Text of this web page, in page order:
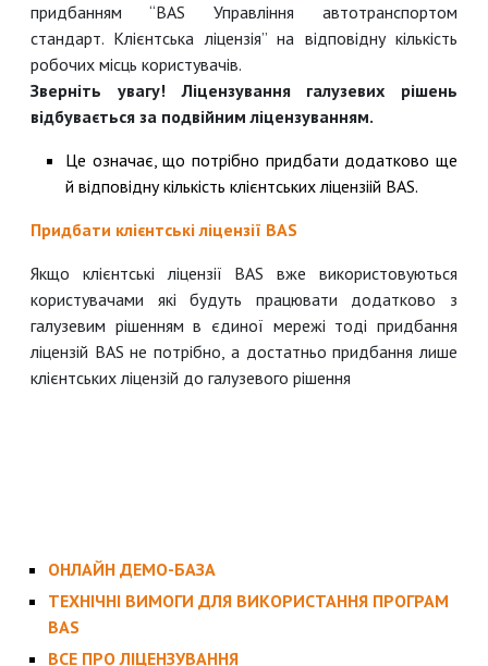
придбанням “BAS Управління автотранспортом
стандарт. Клієнтська ліцензія” на відповідну кількість
робочих місць користувачів.
Зверніть увагу!Ліцензування галузевих рішень
відбувається за подвійним ліцензуванням.
Це означає, що потрібно придбати додатково ще
й відповідну кількість клієнтських ліцензіій BAS.
Придбати клієнтські ліцензії BAS
Якщо клієнтські ліцензії BAS вже використовуються
користувачами які будуть працювати додатково з
галузевим рішенням в єдиної мережі тоді придбання
ліцензій BAS не потрібно, а достатньо придбання лише
клієнтських ліцензій до галузевого рішення
ОНЛАЙН ДЕМО-БАЗА
ТЕХНІЧНІ ВИМОГИ ДЛЯ ВИКОРИСТАННЯ ПРОГРАМ
BAS
ВСЕ ПРО ЛІЦЕНЗУВАННЯ